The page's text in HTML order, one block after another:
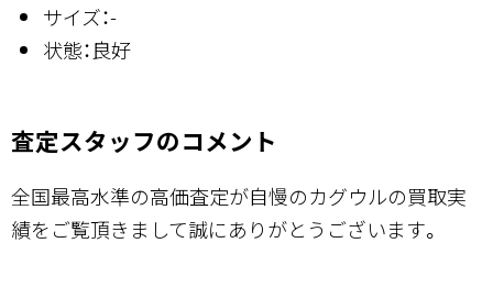
サイズ：-
状態：良好
査定スタッフのコメント
全国最高水準の高価査定が自慢のカグウルの買取実
績をご覧頂きまして誠にありがとうございます。